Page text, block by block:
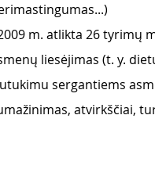
m. atlikta 26 tyrimų
liesėjimas (t. y.
sergantiems
atvirkščiai,